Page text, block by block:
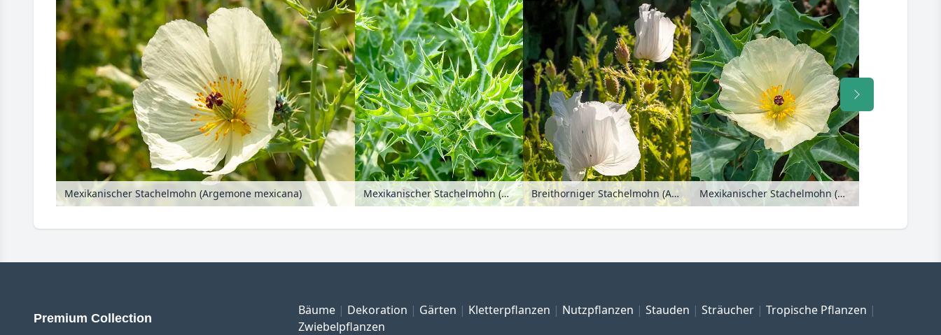
Mexikanischer Stachelmohn (Argemone mexicana) Mexikanischer Stachelmohn (Argemone mexicana) Breithorniger Stachelmohn (Argemone platyceras) Mexikanischer Stachelmohn (Argemone mexicana)
Premium Collection
Bäume Dekoration Gärten Kletterpflanzen Nutzpflanzen Stauden Sträucher
Tropische Pflanzen
Zwiebelpflanzen